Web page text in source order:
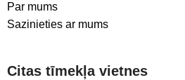
Par mums
Sazinieties ar mums
Citas tīmekļa vietnes